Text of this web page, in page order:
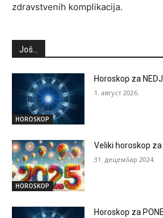
zdravstvenih komplikacija.
Još...
HOROSKOP
Horoskop za
1. август 2026.
HOROSKOP
Veliki horoskop
31. децембар 2024.
Horoskop za